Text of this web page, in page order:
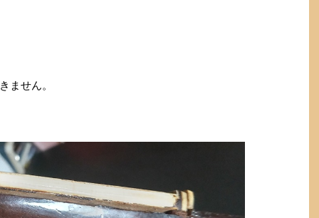
ません。